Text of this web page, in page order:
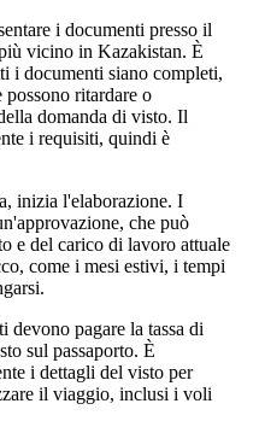
i documenti presso il
vicino in Kazakistan. È
i documenti siano completi,
ritardare o
domanda di visto. Il
i requisiti, quindi è
inizia l'elaborazione. I
che può
e del carico di lavoro attuale
come i mesi estivi, i tempi
pagare la tassa di
sul passaporto. È
i dettagli del visto per
il viaggio, inclusi i voli